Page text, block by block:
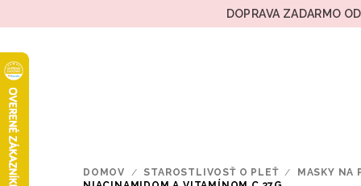
na
DOPRAVA ZADARMO
DOMOV / STAROSTLIVOSŤ O PLEŤ / MASKY NA